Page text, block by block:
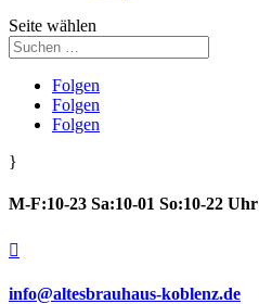
Seite wählen
Folgen
Folgen
Folgen
}
M-F:10-23 Sa:10-01 So:10-22 Uhr

info@altesbrauhaus-koblenz.de